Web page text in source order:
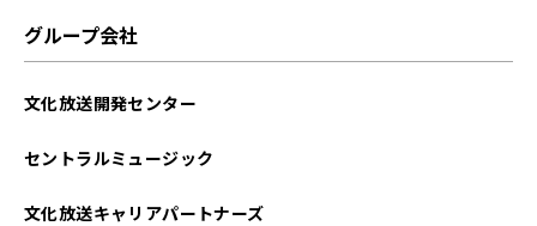
グループ会社
文化放送開発センター
セントラルミュージック
文化放送キャリアパートナーズ